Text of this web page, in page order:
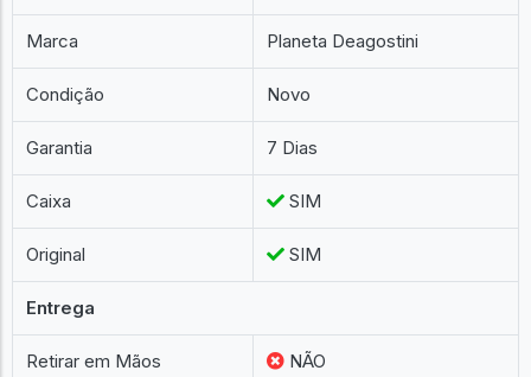
Marca Planeta Deagostini
Condição Novo
Garantia 7 Dias
Caixa SIM
Original SIM
Entrega
Retirar em Mãos NÃO